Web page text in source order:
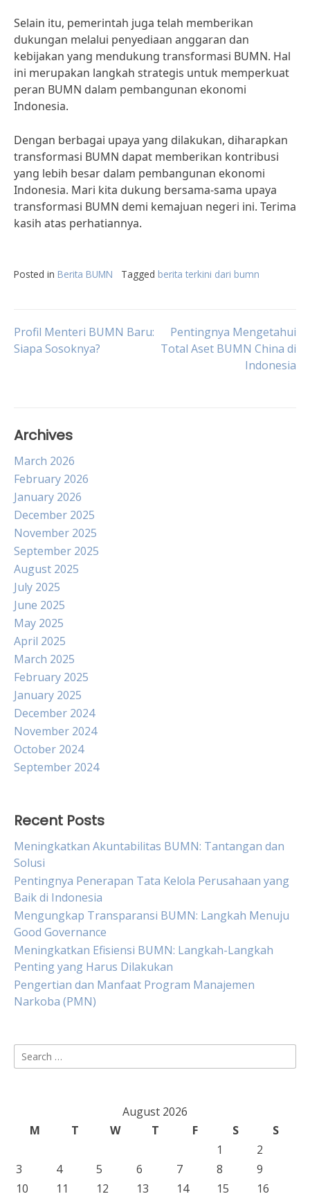
Selain itu, pemerintah juga telah memberikan
dukungan melalui penyediaan anggaran dan
kebijakan yang mendukung transformasi BUMN. Hal
ini merupakan langkah strategis untuk memperkuat
peran BUMN dalam pembangunan ekonomi
Indonesia.
Dengan berbagai upaya yang dilakukan, diharapkan
transformasi BUMN dapat memberikan kontribusi
yang lebih besar dalam pembangunan ekonomi
Indonesia. Mari kita dukung bersama-sama upaya
transformasi BUMN demi kemajuan negeri ini. Terima
kasih atas perhatiannya.
Posted in Berita BUMN Tagged berita terkini dari bumn
Post
Profil Menteri BUMN Baru:
Siapa Sosoknya?
Pentingnya Mengetahui
Total Aset BUMN China di
Indonesia
Archives
March 2026
February 2026
January 2026
December 2025
November 2025
September 2025
August 2025
July 2025
June 2025
May 2025
April 2025
March 2025
February 2025
January 2025
December 2024
November 2024
October 2024
September 2024
Recent Posts
Meningkatkan Akuntabilitas BUMN: Tantangan dan
Solusi
Pentingnya Penerapan Tata Kelola Perusahaan yang
Baik di Indonesia
Mengungkap Transparansi BUMN: Langkah Menuju
Good Governance
Meningkatkan Efisiensi BUMN: Langkah-Langkah
Penting yang Harus Dilakukan
Pengertian dan Manfaat Program Manajemen
Narkoba (PMN)
Search
for:
August 2026
M
T W T F S
S
1
2
3
4 5 6 7 8
9
10
11 12 13 14 15 16